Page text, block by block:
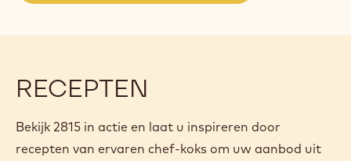
RECEPTEN
Bekijk 2815 in actie en laat u inspireren door
recepten van ervaren chef-koks om uw aanbod uit